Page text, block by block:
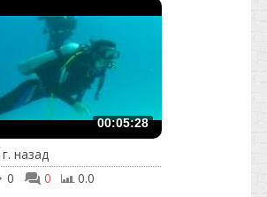
00:05:28
назад
0
0 0.0